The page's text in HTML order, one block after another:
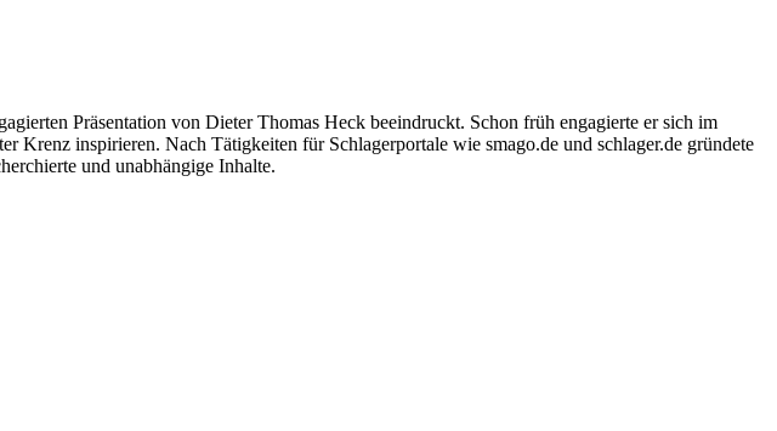
Präsentation von Dieter Thomas Heck beeindruckt. Schon früh engagierte er sich im
Krenz inspirieren. Nach Tätigkeiten für Schlagerportale wie smago.de und schlager.de gründete
und unabhängige Inhalte.